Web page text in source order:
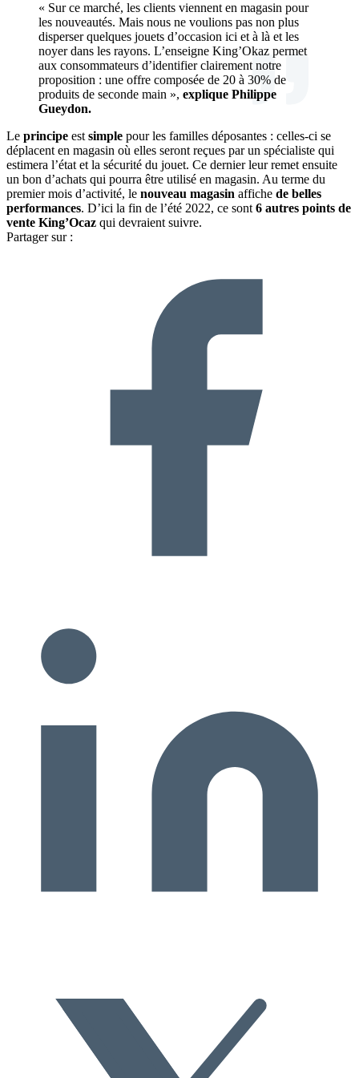
« Sur ce marché, les clients viennent en magasin pour
les nouveautés. Mais nous ne voulions pas non plus
disperser quelques jouets d’occasion ici et à là et les
noyer dans les rayons. L’enseigne King’Okaz permet
aux consommateurs d’identifier clairement notre
proposition : une offre composée de 20 à 30% de
produits de seconde main », explique Philippe
Gueydon.
Le principe est simple pour les familles déposantes : celles-ci se
déplacent en magasin où elles seront reçues par un spécialiste qui
estimera l’état et la sécurité du jouet. Ce dernier leur remet ensuite
un bon d’achats qui pourra être utilisé en magasin. Au terme du
premier mois d’activité, le nouveau magasin affiche de belles
performances. D’ici la fin de l’été 2022, ce sont 6 autres points de
vente King’Ocaz qui devraient suivre.
Partager sur :